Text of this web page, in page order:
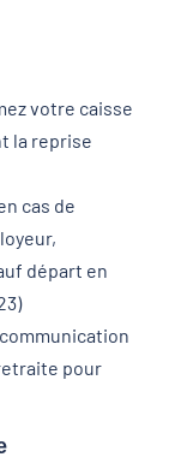
votre caisse
la reprise
cas de
départ en
pour